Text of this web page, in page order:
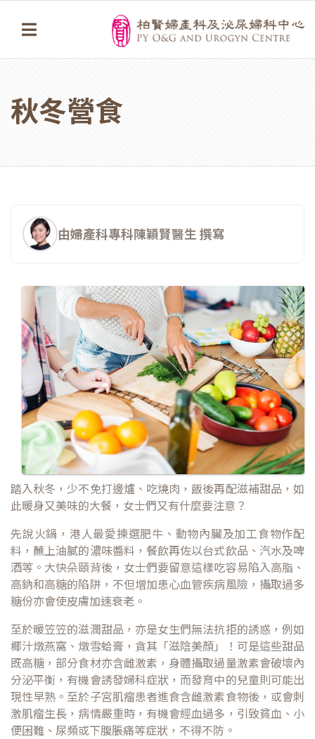
秋冬營食
由婦產科專科陳穎賢醫生 撰寫
踏入秋冬，少不免打邊爐、吃燒肉，飯後再配滋補甜品，如
此暖身又美味的大餐，女士們又有什麼要注意？
先說火鍋，港人最愛揀選肥牛、動物內臟及加工食物作配
料，蘸上油膩的濃味醬料，餐飲再佐以台式飲品、汽水及啤
酒等。大快朵頤背後，女士們要留意這樣吃容易陷入高脂、
高鈉和高糖的陷阱，不但增加患心血管疾病風險，攝取過多
糖份亦會使皮膚加速衰老。
至於暖笠笠的滋潤甜品，亦是女生們無法抗拒的誘惑，例如
椰汁燉燕窩、燉雪蛤膏，貪其「滋陰美顏」！可是這些甜品
既高糖，部分食材亦含雌激素，身體攝取過量激素會破壞內
分泌平衡，有機會誘發婦科症狀，而發育中的兒童則可能出
現性早熟。至於子宮肌瘤患者進食含雌激素食物後，或會刺
激肌瘤生長，病情嚴重時，有機會經血過多，引致貧血、小
便困難、尿頻或下腹脹痛等症狀，不得不防。